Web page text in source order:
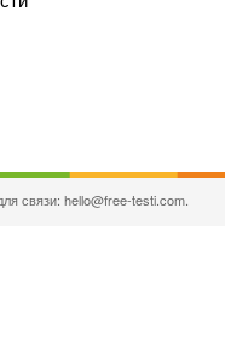
связи: hello@free-testi.com.